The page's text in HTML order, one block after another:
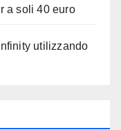
a soli 40 euro
utilizzando